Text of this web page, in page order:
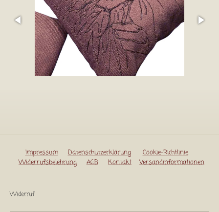
l
s
Impressum Datenschutzerklärung
Cookie-Richtlinie
Widerrufsbelehrung
AGB Kontakt Versandinformationen
Widerruf